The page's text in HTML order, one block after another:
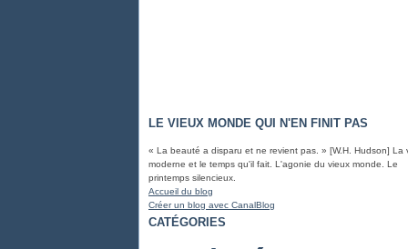
LE VIEUX MONDE QUI N'EN FINIT PAS
« La beauté a disparu et ne revient pas. » [W.H. Hudson] La
moderne et le temps qu'il fait. L'agonie du vieux monde. Le
printemps silencieux.
Accueil du blog
Créer un blog avec CanalBlog
CATÉGORIES